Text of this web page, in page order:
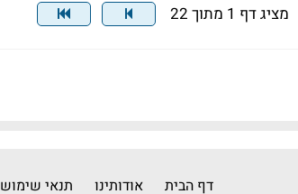
מציג דף 1 מתוך 22
דף הבית אודותינו תנאי שימוש